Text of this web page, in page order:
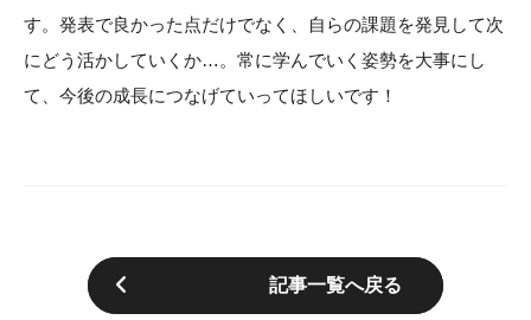
す。発表で良かった点だけでなく、自らの課題を発見して次
にどう活かしていくか…。常に学んでいく姿勢を大事にし
て、今後の成長につなげていってほしいです！
記事一覧へ戻る